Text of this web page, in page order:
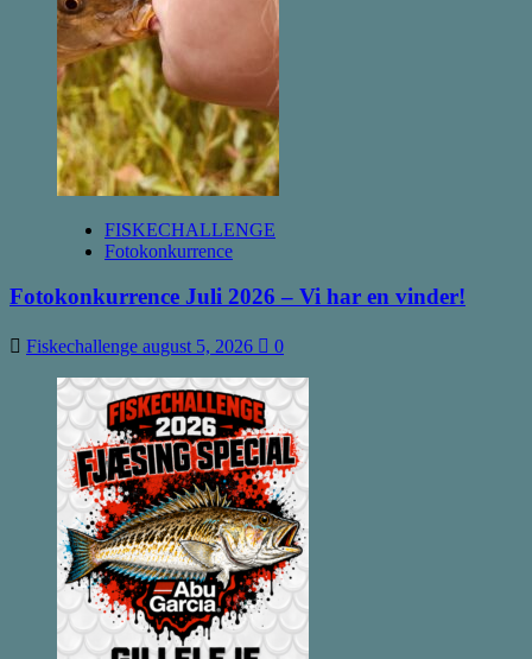
FISKECHALLENGE
Fotokonkurrence
Fotokonkurrence Juli 2026 – Vi har en vinder!
Fiskechallenge august 5, 2026 0